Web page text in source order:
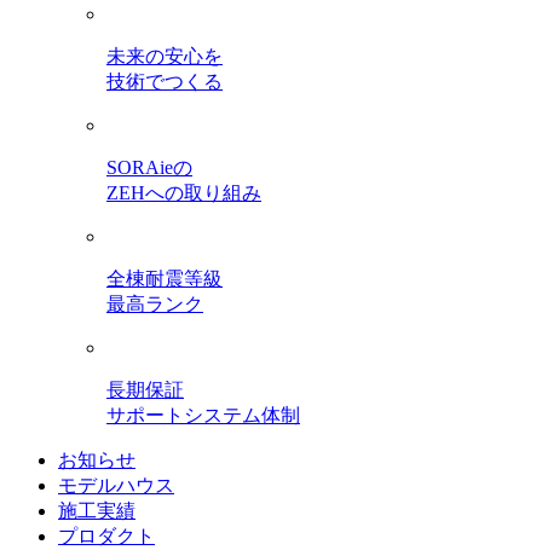
未来の安心を
技術でつくる
SORAieの
ZEHへの取り組み
全棟耐震等級
最高ランク
長期保証
サポートシステム体制
お知らせ
モデルハウス
施工実績
プロダクト